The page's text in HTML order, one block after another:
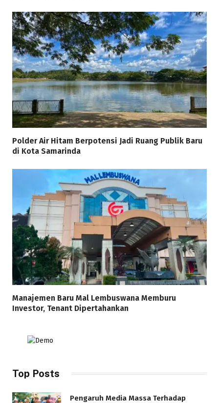
Polder Air Hitam Berpotensi Jadi Ruang Publik Baru
di Kota Samarinda
Manajemen Baru Mal Lembuswana Memburu
Investor, Tenant Dipertahankan
Top Posts
Pengaruh Media Massa Terhadap